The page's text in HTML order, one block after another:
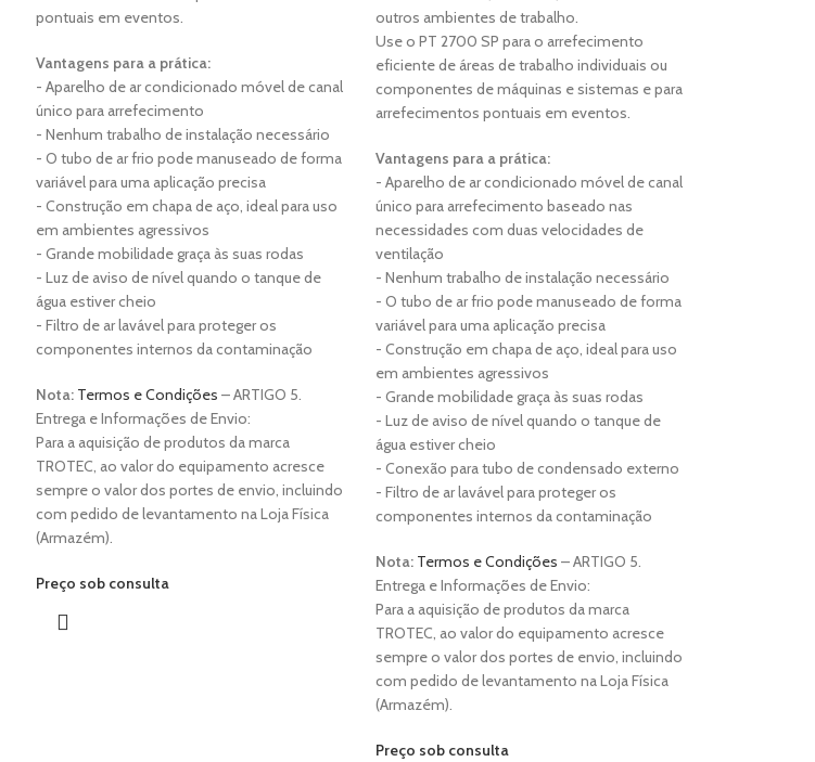
pontuais em eventos.
Vantagens para a prática:
- Aparelho de ar condicionado móvel de canal
único para arrefecimento
- Nenhum trabalho de instalação necessário
- O tubo de ar frio pode manuseado de forma
variável para uma aplicação precisa
- Construção em chapa de aço, ideal para uso
em ambientes agressivos
- Grande mobilidade graça às suas rodas
- Luz de aviso de nível quando o tanque de
água estiver cheio
- Filtro de ar lavável para proteger os
componentes internos da contaminação
Nota: Termos e Condições – ARTIGO 5.
Entrega e Informações de Envio:
Para a aquisição de produtos da marca
TROTEC, ao valor do equipamento acresce
sempre o valor dos portes de envio, incluindo
com pedido de levantamento na Loja Física
(Armazém).
Preço sob consulta
outros ambientes de trabalho.
Use o PT 2700 SP para o arrefecimento
eficiente de áreas de trabalho individuais ou
componentes de máquinas e sistemas e para
arrefecimentos pontuais em eventos.
Vantagens para a prática:
- Aparelho de ar condicionado móvel de canal
único para arrefecimento baseado nas
necessidades com duas velocidades de
ventilação
- Nenhum trabalho de instalação necessário
- O tubo de ar frio pode manuseado de forma
variável para uma aplicação precisa
- Construção em chapa de aço, ideal para uso
em ambientes agressivos
- Grande mobilidade graça às suas rodas
- Luz de aviso de nível quando o tanque de
água estiver cheio
- Conexão para tubo de condensado externo
- Filtro de ar lavável para proteger os
componentes internos da contaminação
Nota: Termos e Condições – ARTIGO 5.
Entrega e Informações de Envio:
Para a aquisição de produtos da marca
TROTEC, ao valor do equipamento acresce
sempre o valor dos portes de envio, incluindo
com pedido de levantamento na Loja Física
(Armazém).
Preço sob consulta